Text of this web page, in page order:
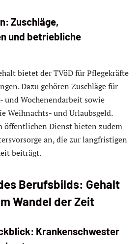
Zuschläge,
und betriebliche
bietet der TVöD für Pflegekräfte
Dazu gehören Zuschläge für
und Wochenendarbeit sowie
Weihnachts- und Urlaubsgeld.
öffentlichen Dienst bieten zudem
an, die zur langfristigen
beiträgt.
Berufsbilds: Gehalt
Wandel der Zeit
Krankenschwester